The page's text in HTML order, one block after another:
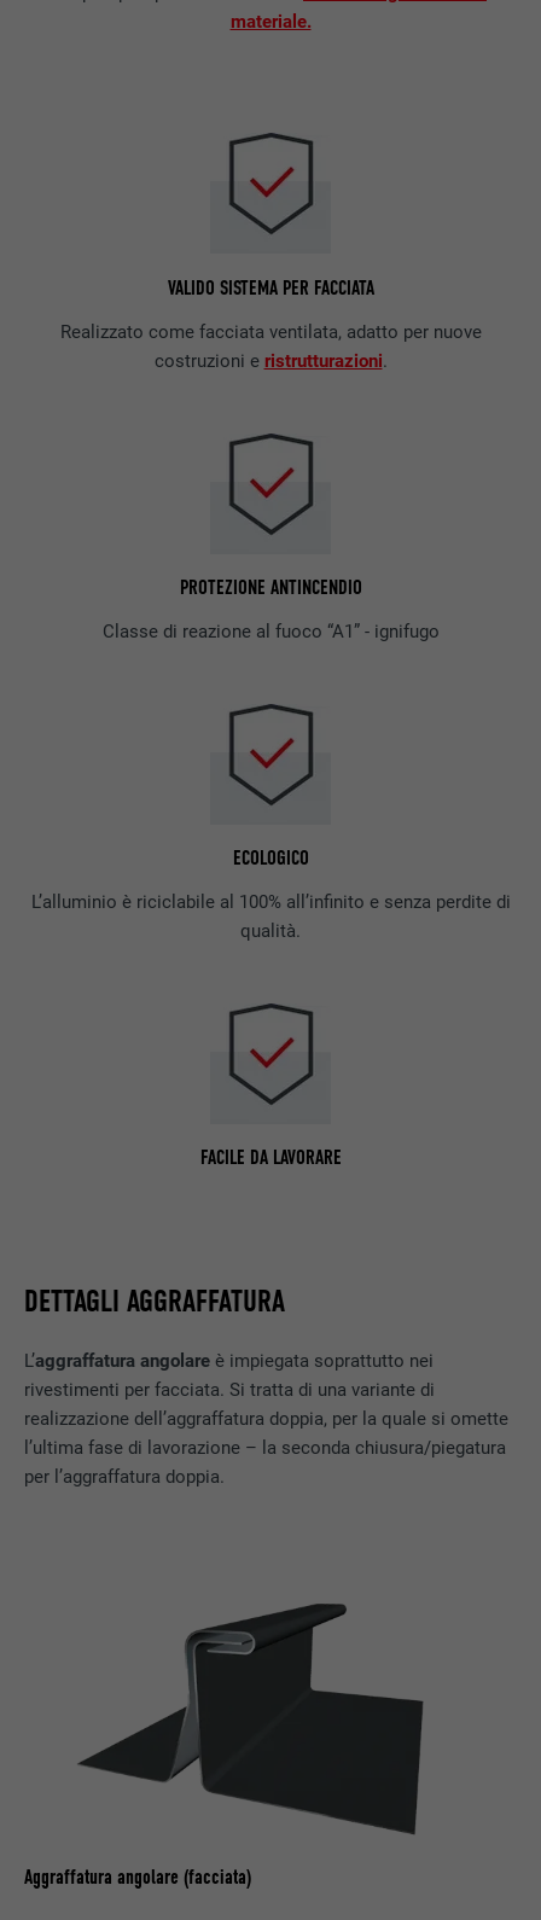
materiale.
VALIDO SISTEMA PER FACCIATA
Realizzato come facciata ventilata, adatto per nuove
costruzioni e ristrutturazioni.
PROTEZIONE ANTINCENDIO
Classe di reazione al fuoco “A1” - ignifugo
ECOLOGICO
L’alluminio è riciclabile al 100% all’infinito e senza perdite di
qualità.
FACILE DA LAVORARE
DETTAGLI AGGRAFFATURA
L’aggraffatura angolare è impiegata soprattutto nei
rivestimenti per facciata. Si tratta di una variante di
realizzazione dell’aggraffatura doppia, per la quale si omette
l’ultima fase di lavorazione – la seconda chiusura/piegatura
per l’aggraffatura doppia.
Aggraffatura angolare (facciata)